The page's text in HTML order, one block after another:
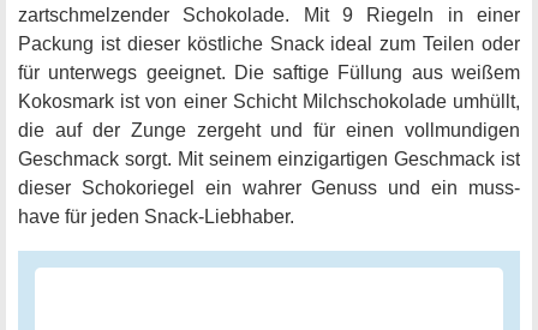
zartschmelzender Schokolade. Mit 9 Riegeln in einer
Packung ist dieser köstliche Snack ideal zum Teilen oder
für unterwegs geeignet. Die saftige Füllung aus weißem
Kokosmark ist von einer Schicht Milchschokolade umhüllt,
die auf der Zunge zergeht und für einen vollmundigen
Geschmack sorgt. Mit seinem einzigartigen Geschmack ist
dieser Schokoriegel ein wahrer Genuss und ein muss-
have für jeden Snack-Liebhaber.